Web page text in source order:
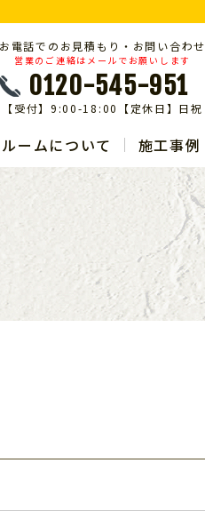
お電話でのお見積もり・お問い合わせ
営業のご連絡はメールでお願いします
0120-545-951
【受付】9:00-18:00【定休日】日祝
ームについて 施工事例